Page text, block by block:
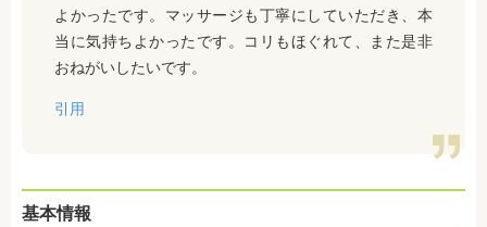
よかったです。マッサージも丁寧にしていただき、本
当に気持ちよかったです。コリもほぐれて、また是非
おねがいしたいです。
引用
基本情報